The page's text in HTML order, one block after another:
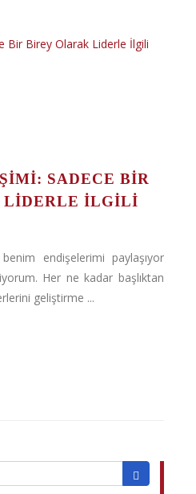
SADECE BIR
LIDERLE İLGILI
endişelerimi paylaşıyor
Her ne kadar başlıktan
geliştirme ...